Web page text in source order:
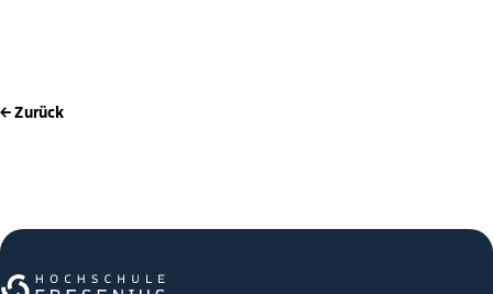
← Zurück